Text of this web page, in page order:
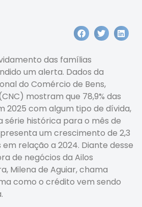
das famílias
um alerta. Dados da
do Comércio de Bens,
mostram que 78,9% das
2025 com algum tipo de dívida,
histórica para o mês de
um crescimento de 2,3
relação a 2024. Diante desse
de negócios da Ailos
Milena de Aguiar, chama
como o crédito vem sendo